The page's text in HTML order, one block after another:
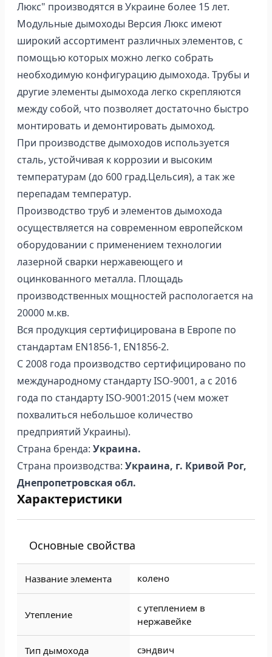
Люкс" производятся в Украине более 15 лет.
Модульные дымоходы Версия Люкс имеют
широкий ассортимент различных элементов, с
помощью которых можно легко собрать
необходимую конфигурацию дымохода. Трубы и
другие элементы дымохода легко скрепляются
между собой, что позволяет достаточно быстро
монтировать и демонтировать дымоход.
При производстве дымоходов используется
сталь, устойчивая к коррозии и высоким
температурам (до 600 град.Цельсия), а так же
перепадам температур.
Производство труб и элементов дымохода
осуществляется на современном европейском
оборудовании с применением технологии
лазерной сварки нержавеющего и
оцинкованного металла. Площадь
производственных мощностей распологается на
20000 м.кв.
Вся продукция сертифицирована в Европе по
стандартам EN1856-1, EN1856-2.
С 2008 года производство сертифицировано по
международному стандарту ISO-9001, а с 2016
года по стандарту ISO-9001:2015 (чем может
похвалиться небольшое количество
предприятий Украины).
Страна бренда: Украина.
Страна производства: Украина, г. Кривой Рог,
Днепропетровская обл.
Характеристики
Основные свойства
Название элемента колено
Утепление
с утеплением в
нержавейке
Тип дымохода сэндвич